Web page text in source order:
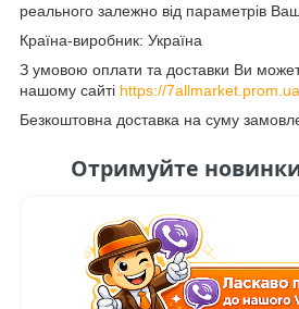
реального залежно від параметрів
Країна-виробник: Україна
З умовою оплати та доставки Ви
нашому сайті https://
Безкоштовна доставка на суму
Отримуйте